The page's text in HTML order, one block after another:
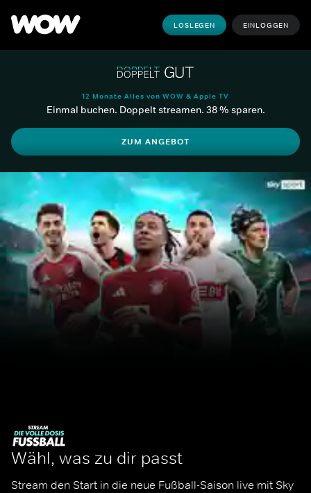
LOSLEGEN EINLOGGEN
12 Monate Alles von WOW & Apple TV
Einmal buchen. Doppelt streamen. 38 % sparen.
ZUM ANGEBOT
Wähl, was zu dir passt
Stream den Start in die neue Fußball-Saison live mit Sky